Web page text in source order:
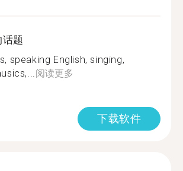
题
speaking English, singing,
阅读更多
下载软件